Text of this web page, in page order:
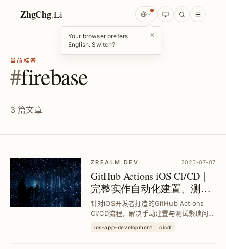
ZhgChg.Li
Your browser prefers
English. Switch?
×
当前标签
#firebase
3 篇文章
ZREALM DEV. 2025-07-07
GitHub Actions iOS CI/CD｜
完整实作自动化建置、测试
与部署流程教学
针对iOS开发者打造的GitHub Actions
CI/CD流程，解决手动建置与测试繁琐问
打包与部署，提升团队开发效率与产品品
ios-app-development cicd